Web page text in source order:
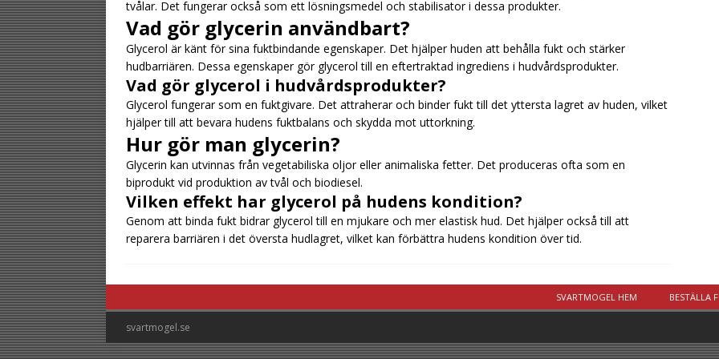
tvålar. Det fungerar också som ett lösningsmedel och stabilisator i dessa produkter.
Vad gör glycerin användbart?
Glycerol är känt för sina fuktbindande egenskaper. Det hjälper huden att behålla fukt och stärker
hudbarriären. Dessa egenskaper gör glycerol till en eftertraktad ingrediens i hudvårdsprodukter.
Vad gör glycerol i hudvårdsprodukter?
Glycerol fungerar som en fuktgivare. Det attraherar och binder fukt till det yttersta lagret av huden, vilket
hjälper till att bevara hudens fuktbalans och skydda mot uttorkning.
Hur gör man glycerin?
Glycerin kan utvinnas från vegetabiliska oljor eller animaliska fetter. Det produceras ofta som en
biprodukt vid produktion av tvål och biodiesel.
Vilken effekt har glycerol på hudens kondition?
Genom att binda fukt bidrar glycerol till en mjukare och mer elastisk hud. Det hjälper också till att
reparera barriären i det översta hudlagret, vilket kan förbättra hudens kondition över tid.
SVARTMOGEL HEM BESTÄLLA
svartmogel.se